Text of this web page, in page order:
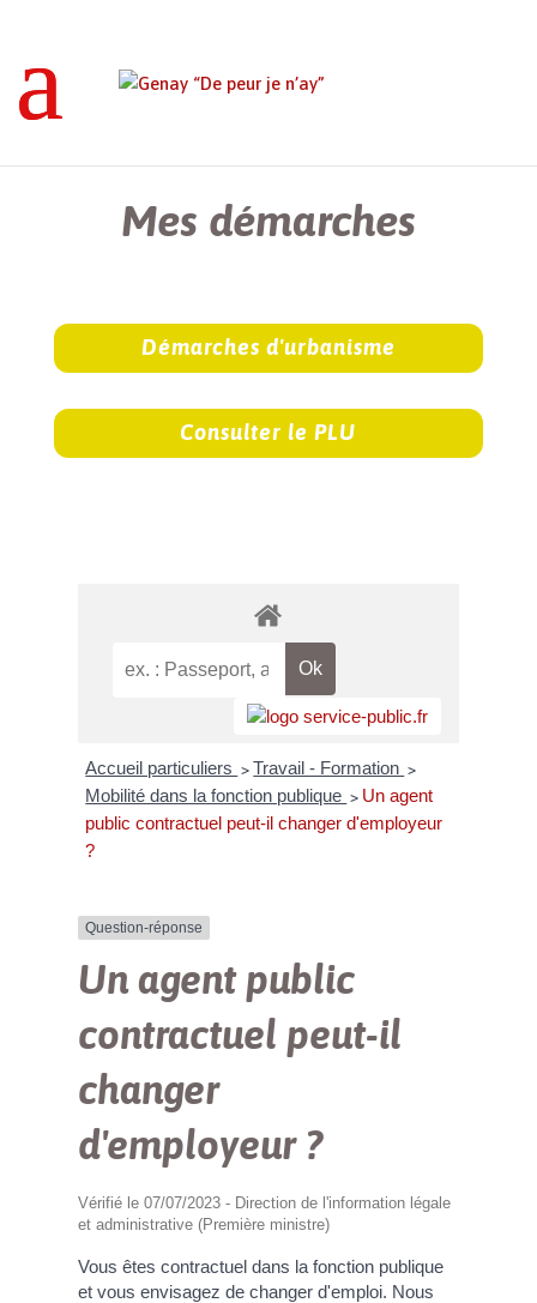
Mes démarches
Démarches d'urbanisme
Consulter le PLU
Accueil particuliers > Travail - Formation >
Mobilité dans la fonction publique > Un agent
public contractuel peut-il changer d'employeur
?
Question-réponse
Un agent public
contractuel peut-il
changer
d'employeur ?
Vérifié le 07/07/2023 - Direction de l'information légale
et administrative (Première ministre)
Vous êtes contractuel dans la fonction publique
et vous envisagez de changer d'emploi. Nous